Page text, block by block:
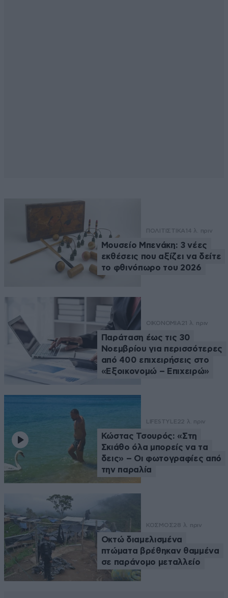
ΠΟΛΙΤΙΣΤΙΚΑ 14 λ. πριν
Μουσείο Μπενάκη: 3 νέες
εκθέσεις που αξίζει να δείτε
το φθινόπωρο του 2026
ΟΙΚΟΝΟΜΙΑ21 λ. πριν
Παράταση έως τις 30
Νοεμβρίου για περισσότερες
από 400 επιχειρήσεις στο
«Εξοικονομώ – Επιχειρώ»
LIFESTYLE22 λ. πριν
Κώστας Τσουρός: «Στη
Σκιάθο όλα μπορείς να τα
δεις» – Οι φωτογραφίες από
την παραλία
ΚΟΣΜΟΣ28 λ. πριν
Οκτώ διαμελισμένα
πτώματα βρέθηκαν θαμμένα
σε παράνομο μεταλλείο